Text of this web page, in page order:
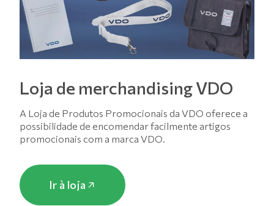
Loja de merchandising VDO
A Loja de Produtos Promocionais da VDO oferece a
possibilidade de encomendar facilmente artigos
promocionais com a marca VDO.
Ir à loja